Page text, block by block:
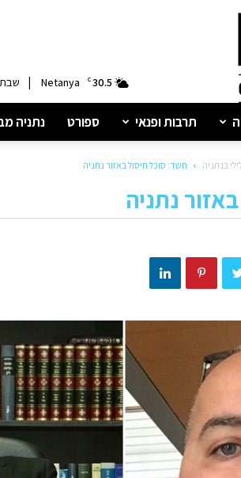
30.5
C
Netanya
| שבת, 8 אוגוסט,
תרבות ופנאי ספורט נתניה
בנתניה חשד: סוכל חיסול באזור נתניה
נתניה